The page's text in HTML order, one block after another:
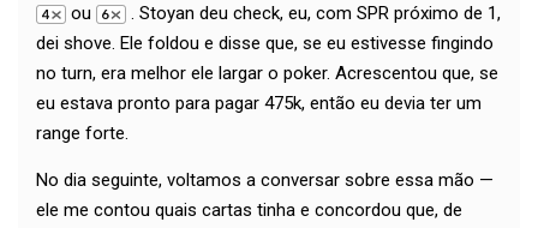
ou
. Stoyan deu check, eu, com SPR próximo de 1,
dei shove. Ele foldou e disse que, se eu estivesse fingindo
no turn, era melhor ele largar o poker. Acrescentou que, se
eu estava pronto para pagar 475k, então eu devia ter um
range forte.
No dia seguinte, voltamos a conversar sobre essa mão —
ele me contou quais cartas tinha e concordou que, de